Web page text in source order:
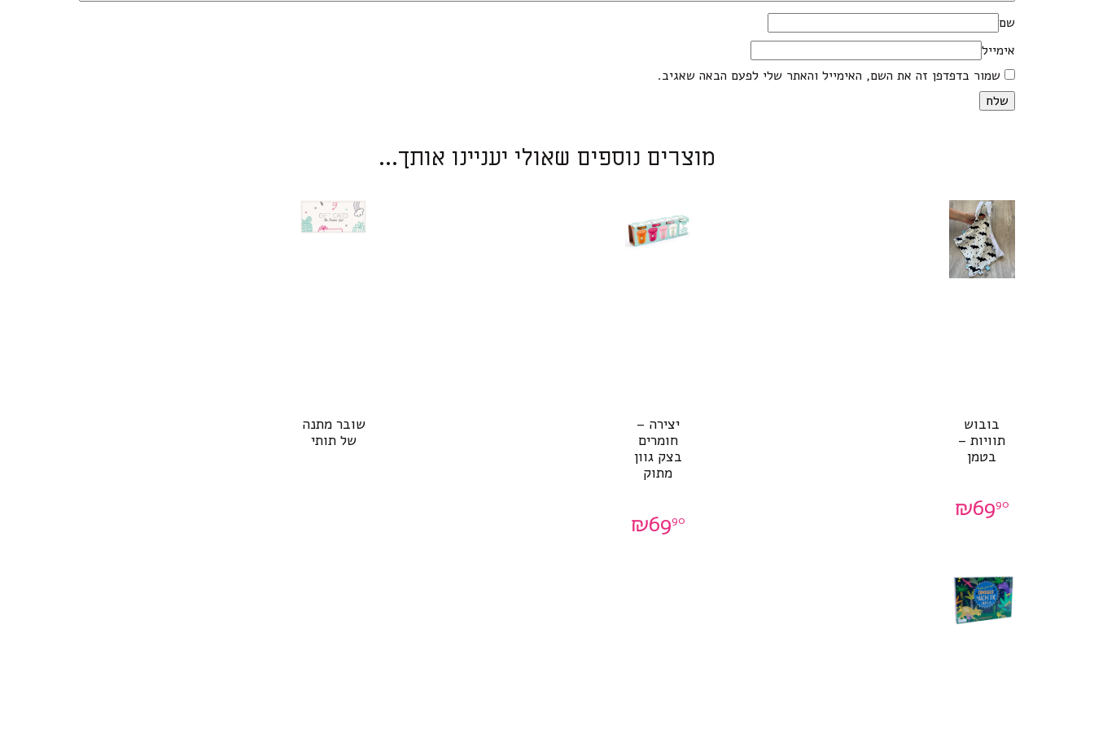
שם
אימייל
שמור בדפדפן זה את השם, האימייל והאתר שלי לפעם הבאה שאגיב.
מוצרים נוספים שאולי יעניינו אותך...
בובוש
תוויות –
בטמן
₪6990
יצירה –
חומרים
בצק גוון
מתוק
₪6990
שובר מתנה
של תותי